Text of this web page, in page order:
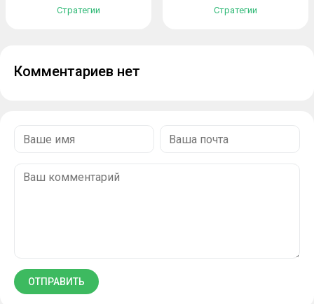
Стратегии
Стратегии
Комментариев нет